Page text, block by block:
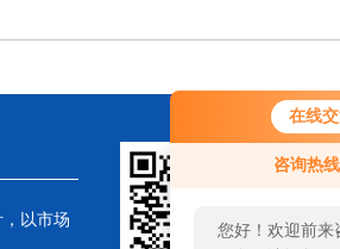
在线
咨询热
您好！欢迎前来
服务，请问您要
您好，看您停留
以市场